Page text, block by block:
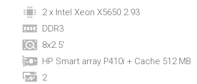
2 x Intel Xeon X5650 2.93
DDR3
8x2.5'
HP Smart array P410i + Cache 512 MB
2